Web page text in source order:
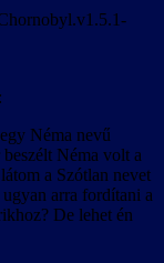
Néma nevű
Néma volt a
a Szótlan nevet
arra fordítani a
De lehet én